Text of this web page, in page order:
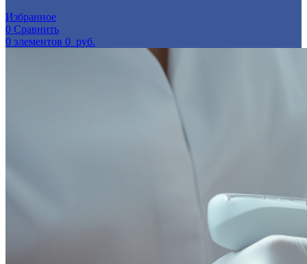
Избранное
0 Сравнить
0 элементов 0 руб.